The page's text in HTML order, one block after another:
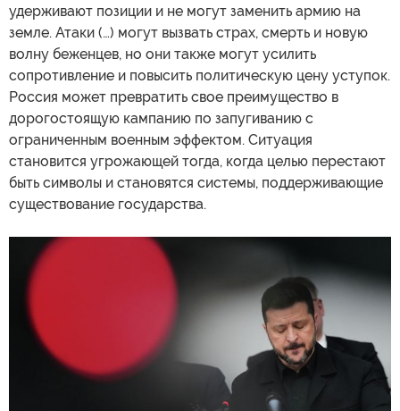
удерживают позиции и не могут заменить армию на
земле. Атаки (…) могут вызвать страх, смерть и новую
волну беженцев, но они также могут усилить
сопротивление и повысить политическую цену уступок.
Россия может превратить свое преимущество в
дорогостоящую кампанию по запугиванию с
ограниченным военным эффектом. Ситуация
становится угрожающей тогда, когда целью перестают
быть символы и становятся системы, поддерживающие
существование государства.